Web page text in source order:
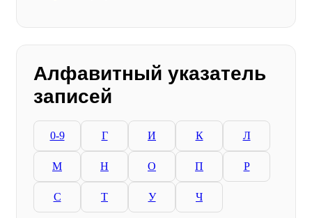
Алфавитный указатель
записей
0-9 Г И К Л
М Н О П Р
С Т У Ч